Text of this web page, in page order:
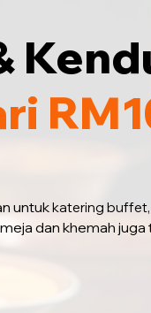
untukkatering buffet,
dan khemah juga